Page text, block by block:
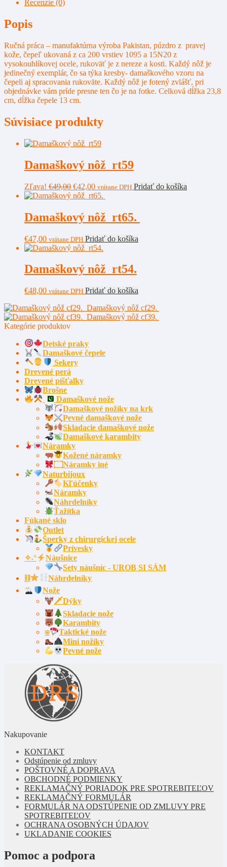
Recenzie (0)
Popis
Ručná práca – manufaktúrna výroba Pakistan, púzdro z pravej
kože, čepeľ ukovaná z ca 200 vrstiev 1095 a 15N20 z
vysokouhlíkovej ocele, rukoväť je z nereze a kosti. Každý nôž je
jedinečný exemplár, čo sa týka kresby- damaškového vzoru na
čepeli aj spracovania rukoväte. Každý nôž je fotený zvlášť, pri
objednávke vám príde presne ten čo je na fotke. Celková dĺžka 23,8
cm, dĺžka čepele 13 cm.
Súvisiace produkty
Damaškový nôž rt59
Zľava! €49,00 Pôvodná
cena
€49,00.
€42,00Aktuálna
cena
€42,00.
vrátane DPH Pridať do košíka
Damaškový nôž rt65.
€47,00 vrátane DPH Pridať do košíka
Damaškový nôž rt54.
€48,00 vrátane DPH Pridať do košíka
Damaškový nôž cf29.
Damaškový nôž cf39.
Kategórie produktov
Detské praky
Damaškové čepele
Sekery
Drevené perá
Drevené píšťalky
Brošne
Damaškové nože
Damaškové nožíky na krk
Pevné damaškové nože
Skladacie damaškové nože
Damaškové karambity
Náramky
Kožené náramky
۝Náramky iné
Naturbijoux
Kľúčenky
Náramky
Náhrdelníky
Ťažítka
Fúkané sklo
Outlet
Šperky z chirurgickej ocele
Prívesky
✧˖°
Náušnice
Sety náušníc - UROB SI SÁM
⛓
Náhrdelníky
Nože
🗡Dýky
Skladacie nože
Karambity
⍟
Taktické nože
Mini nožíky
Pevné nože
Nakupovanie
KONTAKT
Odstúpenie od zmluvy
POŠTOVNÉ A DOPRAVA
OBCHODNÉ PODMIENKY
REKLAMAČNÝ PORIADOK PRE SPOTREBITEĽOV
REKLAMAČNÝ FORMULÁR
FORMULÁR NA ODSTÚPENIE OD ZMLUVY PRE
SPOTREBITEĽOV
OCHRANA OSOBNÝCH ÚDAJOV
UKLADANIE COOKIES
Pomoc a podpora